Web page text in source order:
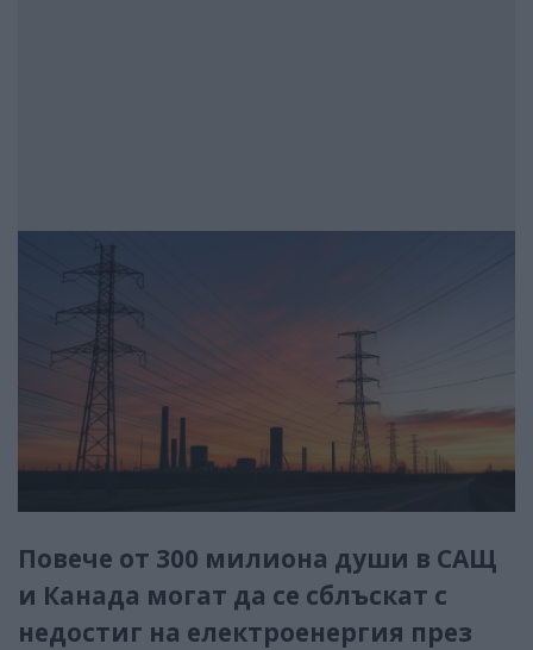
Повече от 300 милиона души в САЩ
и Канада могат да се сблъскат с
недостиг на електроенергия през